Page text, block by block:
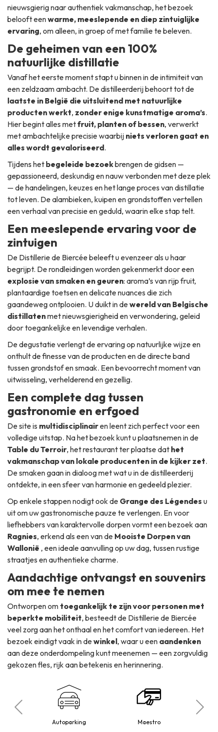
nieuwsgierig naar authentiek vakmanschap, het bezoek
belooft eenwarme, meeslepende en diep zintuiglijke
ervaring, om alleen, in groep of met familie te beleven.
De geheimen van een 100%
natuurlijke distillatie
Vanaf het eerste moment stapt u binnen in de intimiteit van
een zeldzaam ambacht. De distilleerderij behoort tot de
laatste in België die uitsluitend met natuurlijke
producten werkt, zonder enige kunstmatige aroma’s.
Hier begint alles metfruit, planten of bessen, verwerkt
met ambachtelijke precisie waarbij niets verloren gaat en
alles wordt gevaloriseerd.
Tijdens het begeleide bezoekbrengen de gidsen —
gepassioneerd, deskundig en nauw verbonden met deze plek
— de handelingen, keuzes en het lange proces van distillatie
tot leven. De alambieken, kuipen en grondstoffen vertellen
een verhaal van precisie en geduld, waarin elke stap telt.
Een meeslepende ervaring voor de
zintuigen
De Distillerie de Biercée beleeft u evenzeer als u haar
begrijpt. De rondleidingen worden gekenmerkt door een
explosie van smaken en geuren: aroma’s van rijp fruit,
plantaardige toetsen en delicate nuances die zich
gaandeweg ontplooien. U duikt in dewereld van Belgische
distillatenmet nieuwsgierigheid en verwondering, geleid
door toegankelijke en levendige verhalen.
De degustatie verlengt de ervaring op natuurlijke wijze en
onthult de finesse van de producten en de directe band
tussen grondstof en smaak. Een bevoorrecht moment van
uitwisseling, verhelderend en gezellig.
Een complete dag tussen
gastronomie en erfgoed
De site is multidisciplinairen leent zich perfect voor een
volledige uitstap. Na het bezoek kunt u plaatsnemen in de
Table du Terroir, het restaurant ter plaatse dat het
vakmanschap van lokale producenten in de kijker zet.
De smaken gaan in dialoog met wat u in de distilleerderij
ontdekte, in een sfeer van harmonie en gedeeld plezier.
Op enkele stappen nodigt ook de Grange des Légendes u
uit om uw gastronomische pauze te verlengen. En voor
liefhebbers van karaktervolle dorpen vormt een bezoek aan
Ragnies, erkend als een van de Mooiste Dorpen van
Wallonië , een ideale aanvulling op uw dag, tussen rustige
straatjes en authentieke charme.
Aandachtige ontvangst en souvenirs
om mee te nemen
Ontworpen om toegankelijk te zijn voor personen met
beperkte mobiliteit, besteedt de Distillerie de Biercée
veel zorg aan het onthaal en het comfort van iedereen. Het
bezoek eindigt vaak in dewinkel, waar u een aandenken
aan deze onderdompeling kunt meenemen — een zorgvuldig
gekozen fles, rijk aan betekenis en herinnering.
Autoparking Maestro